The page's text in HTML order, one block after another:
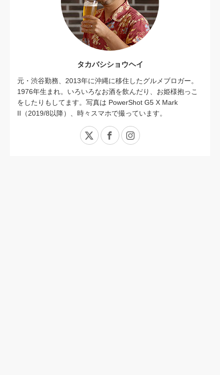
タカバシショウヘイ
元・渋谷勤務、2013年に沖縄に移住したグルメブロガー。
1976年生まれ。いろいろなお酒を飲んだり、お姫様抱っこ
をしたりもしてます。写真は PowerShot G5 X Mark
II（2019/8以降）、時々スマホで撮っています。
X FacebookInstagram